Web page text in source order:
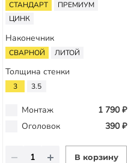
СТАНДАРТ
ПРЕМИУМ
ЦИНК
Наконечник
СВАРНОЙ ЛИТОЙ
Толщина стенки
3 3.5
Монтаж
1 790 ₽
Оголовок
390 ₽
В корзину